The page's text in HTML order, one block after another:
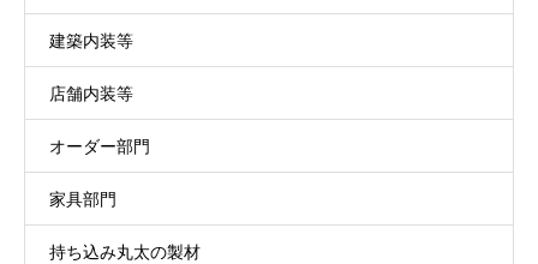
建築内装等
店舗内装等
オーダー部門
家具部門
持ち込み丸太の製材